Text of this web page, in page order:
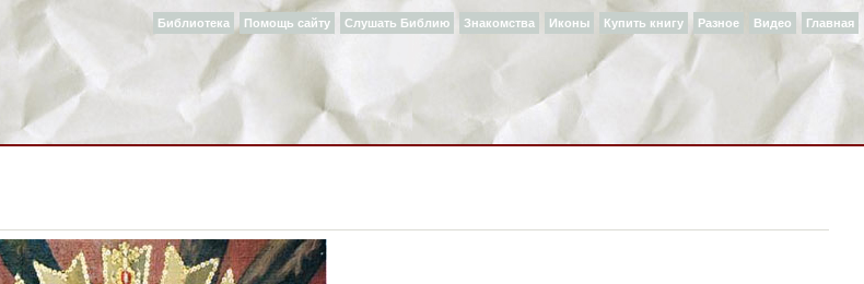
Главная
Видео
Разное
Купить книгу
Иконы
Знакомства
Слушать Библию
Помощь сайту
Библиотека